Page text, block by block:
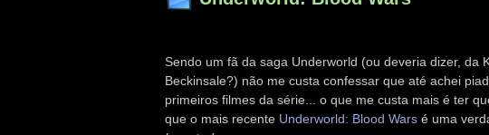
Sendo um fã da saga Underworld (ou deveria dizer, da
Beckinsale?) não me custa confessar que até achei
primeiros filmes da série... o que me custa mais é ter
que o mais recente Underworld: Blood Wars é uma